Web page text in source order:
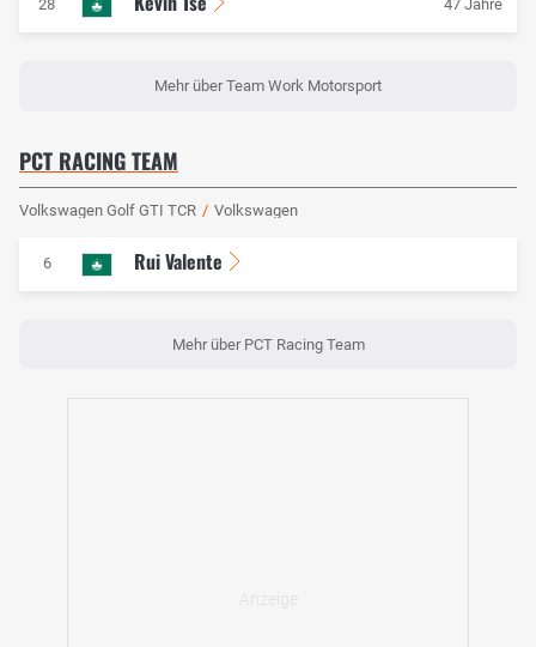
28 47 Jahre
Mehr über Team Work Motorsport
PCT RACING TEAM
Volkswagen Golf GTI TCR / Volkswagen
6 Rui Valente
Mehr über PCT Racing Team